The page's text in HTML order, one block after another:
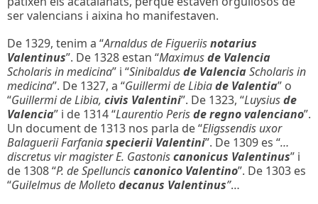
ser valencians i aixina ho manifestaven.
De 1329, tenim a “Arnaldus de Figueriisnotarius
Valentinus”. De 1328 estan “Maximusde Valencia
Scholaris in medicina” i “Sinibaldusde ValenciaScholaris in
medicina”. De 1327, a “Guillermi de Libiade Valentia” o
“Guillermi de Libia, civis Valentini”. De 1323, “Luysiusde
Valencia” i de 1314 “Laurentio Perisde regno valenciano”.
Un document de 1313 nos parla de “Eligssendis uxor
Balaguerii Farfaniaspecierii Valentini”. De 1309 es “…
discretus vir magister E. Gastoniscanonicus Valentinus” i
de 1308 “P. de Spellunciscanonico Valentino”. De 1303 es
“Guilelmus de Molletodecanus Valentinus”…